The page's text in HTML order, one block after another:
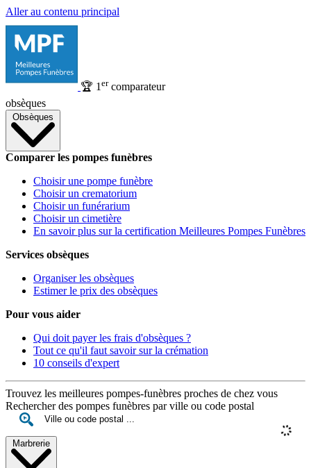
Aller au contenu principal
🏆 1 ercomparateur
obsèques
Obsèques
Comparer les pompes funèbres
Choisir une pompe funèbre
Choisir un crematorium
Choisir un funérarium
Choisir un cimetière
En savoir plus sur la certification Meilleures Pompes Funèbres
Services obsèques
Organiser les obsèques
Estimer le prix des obsèques
Pour vous aider
Qui doit payer les frais d'obsèques ?
Tout ce qu'il faut savoir sur la crémation
10 conseils d'expert
Trouvez les meilleures pompes-funèbres proches de chez vous
Rechercher des pompes funèbres par ville ou code postal
Marbrerie